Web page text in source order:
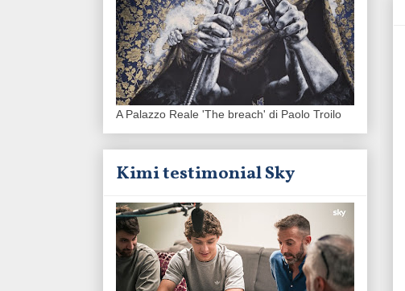
A Palazzo Reale 'The breach' di Paolo Troilo
Kimi testimonial Sky